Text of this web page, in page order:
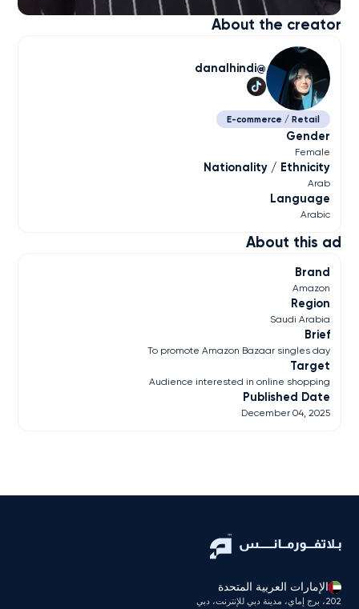
About this ad
Brand
Amazon
Region
Saudi Arabia
Brief
To promote Amazon Bazaar singles day
Target
Audience interested in online shopping
Published Date
December 04, 2025
About the creator
danalhindi
E-commerce / Retail
Gender
Female
Nationality / Ethnicity
Arab
Language
Arabic
الإمارات العربية المتحدة
202، برج إماي، مدينة دبي للإنترنت، دبي